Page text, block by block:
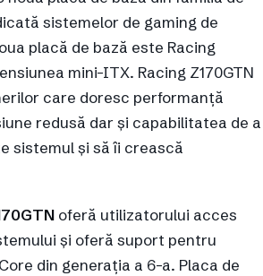
sistemelor de gaming de
placă de bază este Racing
mini-ITX. Racing Z170GTN
care doresc performanță
redusă dar și capabilitatea de a
sistemul și să îi crească
oferă utilizatorului acces
și oferă suport pentru
din generația a 6-a. Placa de